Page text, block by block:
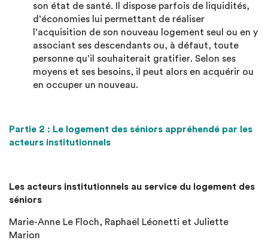
son état de santé. Il dispose parfois de liquidités,
d’économies lui permettant de réaliser
l’acquisition de son nouveau logement seul ou en y
associant ses descendants ou, à défaut, toute
personne qu’il souhaiterait gratifier. Selon ses
moyens et ses besoins, il peut alors en acquérir ou
en occuper un nouveau.
Partie 2 : Le logement des séniors appréhendé par les
acteurs institutionnels
Les acteurs institutionnels au service du logement des
séniors
Marie-Anne Le Floch, Raphaël Léonetti et Juliette
Marion